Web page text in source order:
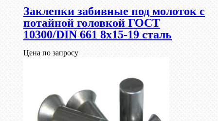
Заклепки забивные под молоток с
потайной головкой ГОСТ
10300/DIN 661 8х15-19 сталь
Цена по запросу